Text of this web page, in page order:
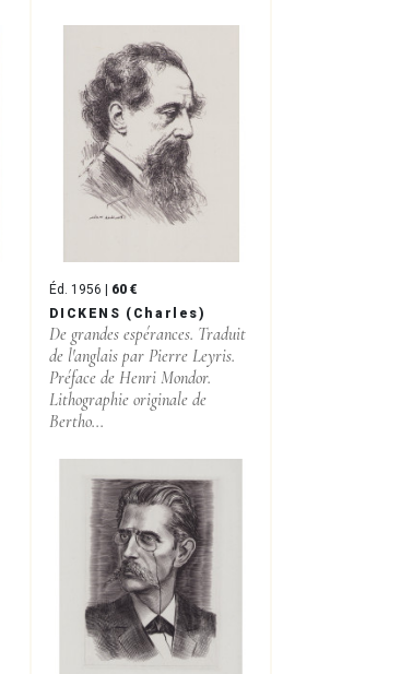
Éd. 1956 | 60 €
DICKENS (Charles)
De grandes espérances. Traduit
de l'anglais par Pierre Leyris.
Préface de Henri Mondor.
Lithographie originale de
Bertho...